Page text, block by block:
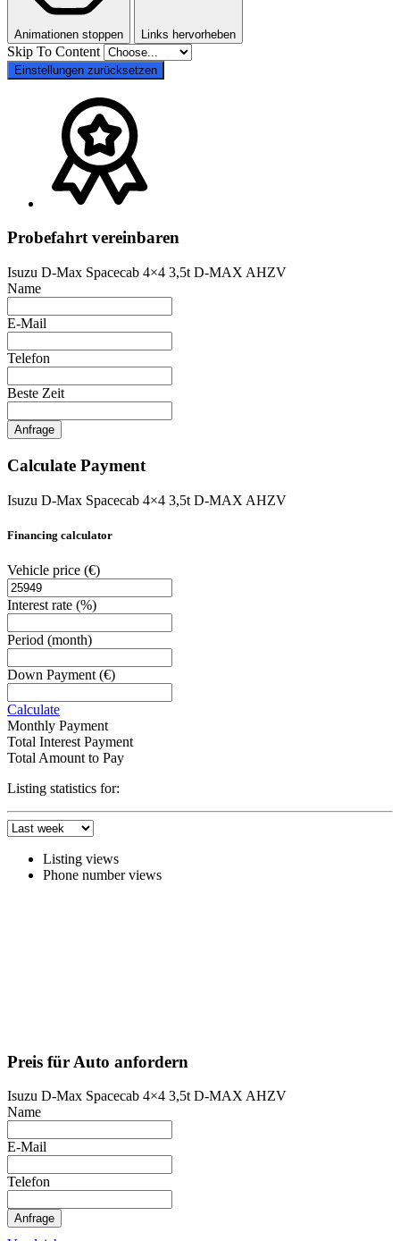
Animationen stoppen Links hervorheben
Skip To Content
Einstellungen zurücksetzen
Probefahrt vereinbaren
Isuzu D-Max Spacecab 4×4 3,5t D-MAX AHZV
Name
E-Mail
Telefon
Beste Zeit
Anfrage
Calculate Payment
Isuzu D-Max Spacecab 4×4 3,5t D-MAX AHZV
Financing calculator
Vehicle price (€)
Interest rate (%)
Period (month)
Down Payment (€)
Calculate
Monthly Payment
Total Interest Payment
Total Amount to Pay
Listing statistics for:
Listing views
Phone number views
Preis für Auto anfordern
Isuzu D-Max Spacecab 4×4 3,5t D-MAX AHZV
Name
E-Mail
Telefon
Anfrage